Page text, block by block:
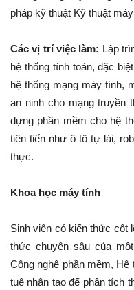
pháp kỹ thuật Kỹ thuật
Các vị trí việc làm: Lập
hệ thống tính toán, đặc
hệ thống mạng máy tính,
an ninh cho mạng truyền
dựng phần mềm cho hệ
tiên tiến như ô tô tự lái,
thực.
Khoa học máy tính
Sinh viên có kiến thức cốt
thức chuyên sâu của
Công nghệ phần mềm, Hệ
tuệ nhân tạo để phân tích